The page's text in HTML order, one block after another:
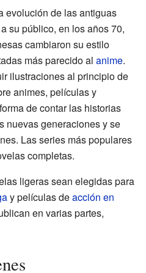
evolución de las antiguas
su público, en los años 70,
cambiaron su estilo
más parecido al anime.
ilustraciones al principio de
animes, películas y
de contar las historias
nuevas generaciones y se
Las series más populares
completas.
ligeras sean elegidas para
y películas deacción en
en varias partes,